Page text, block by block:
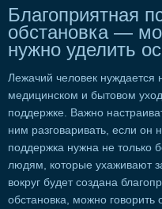
Благоприятная
обстановка —
нужно уделить
Лежачий человек нуждается
медицинском и бытовом
поддержке. Важно
ним разговаривать, если он
поддержка нужна не только
людям, которые ухаживают
вокруг будет создана
обстановка, можно